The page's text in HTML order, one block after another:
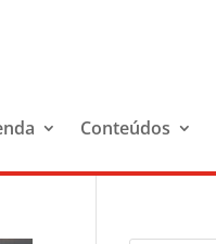
Conteúdos